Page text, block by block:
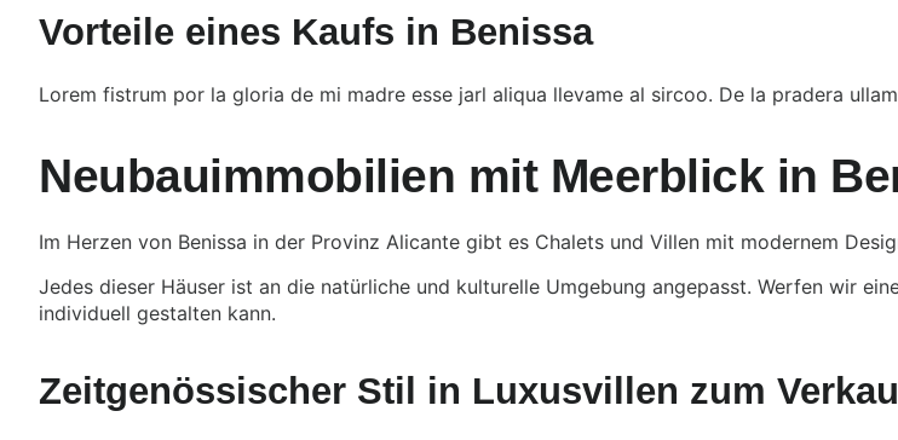
Vorteile eines Kaufs in Benissa
Lorem fistrum por la gloria de mi madre esse jarl aliqua llevame al sircoo. De la pradera
Neubauimmobilien mit Meerblick in
Im Herzen von Benissa in der Provinz Alicante gibt es Chalets und Villen mit modernem
Jedes dieser Häuser ist an die natürliche und kulturelle Umgebung angepasst. Werfen wir
individuell gestalten kann.
Zeitgenössischer Stil in Luxusvillen zum